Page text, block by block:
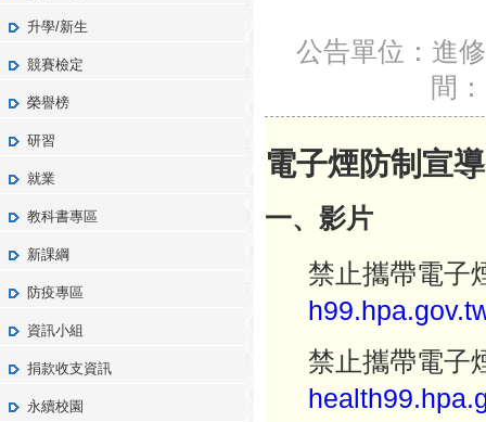
升學/新生
競賽檢定
榮譽榜
研習
就業
教科書專區
新課綱
防疫專區
資訊小組
捐款收支資訊
永續校園
公告單位：進
間
電子煙防制宣
一、影片
禁止攜帶電子
禁止攜帶電子